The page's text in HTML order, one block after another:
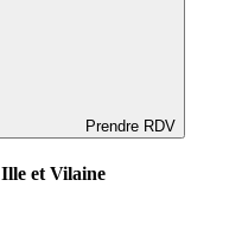
Prendre RDV
et Vilaine